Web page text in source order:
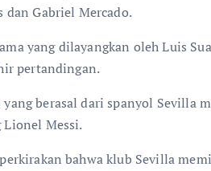
dan Gabriel Mercado.
yang dilayangkan oleh Luis
pertandingan.
yang berasal dari spanyol Sevilla
Messi.
bahwa klub Sevilla